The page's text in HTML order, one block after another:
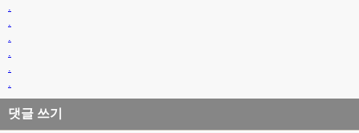
.
.
.
.
.
.
댓글 쓰기